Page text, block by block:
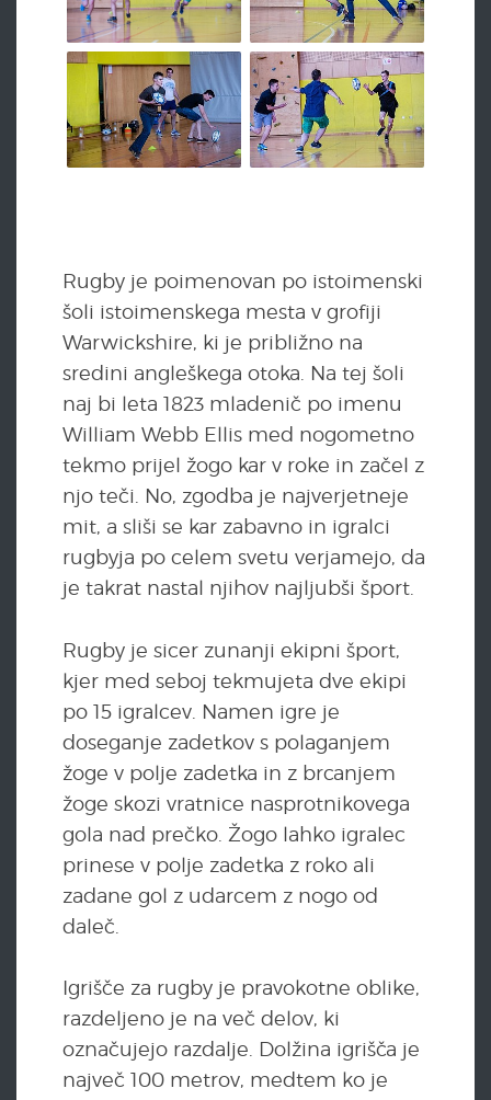
Rugby je poimenovan po istoimenski
šoli istoimenskega mesta v grofiji
Warwickshire, ki je približno na
sredini angleškega otoka. Na tej šoli
naj bi leta 1823 mladenič po imenu
William Webb Ellis med nogometno
tekmo prijel žogo kar v roke in začel z
njo teči. No, zgodba je najverjetneje
mit, a sliši se kar zabavno in igralci
rugbyja po celem svetu verjamejo, da
je takrat nastal njihov najljubši šport.
Rugby je sicer zunanji ekipni šport,
kjer med seboj tekmujeta dve ekipi
po 15 igralcev. Namen igre je
doseganje zadetkov s polaganjem
žoge v polje zadetka in z brcanjem
žoge skozi vratnice nasprotnikovega
gola nad prečko. Žogo lahko igralec
prinese v polje zadetka z roko ali
zadane gol z udarcem z nogo od
daleč.
Igrišče za rugby je pravokotne oblike,
razdeljeno je na več delov, ki
označujejo razdalje. Dolžina igrišča je
največ 100 metrov, medtem ko je